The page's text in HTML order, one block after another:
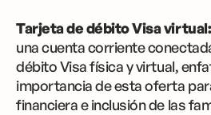
Tarjeta de débito Visa virtual:
una cuenta corriente
débito Visa física y virtual,
importancia de esta oferta
financiera e inclusión de las